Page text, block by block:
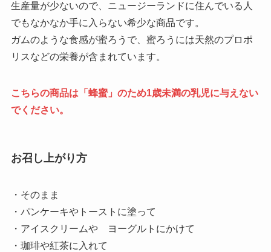
生産量が少ないので、ニュージーランドに住んでいる人
でもなかなか手に入らない希少な商品です。
ガムのような食感が蜜ろうで、蜜ろうには天然のプロポ
リスなどの栄養が含まれています。
こちらの商品は「蜂蜜」のため1歳未満の乳児に与えない
でください。
お召し上がり方
・そのまま
・パンケーキやトーストに塗って
・アイスクリームや ヨーグルトにかけて
・珈琲や紅茶に入れて